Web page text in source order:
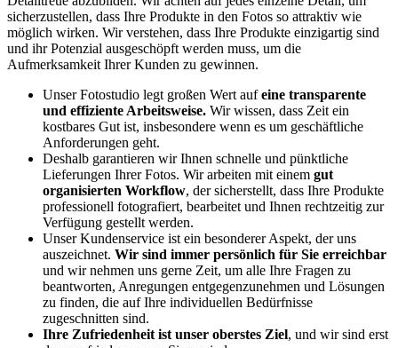
sicherzustellen, dass Ihre Produkte in den Fotos so attraktiv wie
möglich wirken. Wir verstehen, dass Ihre Produkte einzigartig sind
und ihr Potenzial ausgeschöpft werden muss, um die
Aufmerksamkeit Ihrer Kunden zu gewinnen.
Unser Fotostudio legt großen Wert aufeine transparente
und effiziente Arbeitsweise. Wir wissen, dass Zeit ein
kostbares Gut ist, insbesondere wenn es um geschäftliche
Anforderungen geht.
Deshalb garantieren wir Ihnen schnelle und pünktliche
Lieferungen Ihrer Fotos. Wir arbeiten mit einem gut
organisierten Workflow, der sicherstellt, dass Ihre Produkte
professionell fotografiert, bearbeitet und Ihnen rechtzeitig zur
Verfügung gestellt werden.
Unser Kundenservice ist ein besonderer Aspekt, der uns
auszeichnet. Wir sind immer persönlich für Sie erreichbar
und wir nehmen uns gerne Zeit, um alle Ihre Fragen zu
beantworten, Anregungen entgegenzunehmen und Lösungen
zu finden, die auf Ihre individuellen Bedürfnisse
zugeschnitten sind.
Ihre Zufriedenheit ist unser oberstes Ziel, und wir sind erst